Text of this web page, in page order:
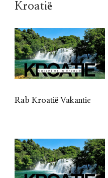
Kroatië
Rab Kroatië Vakantie